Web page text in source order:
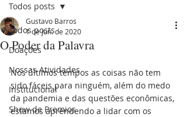
Todos posts
Doações
Nossas Atividades
Institucional
Show de Premios
Todos posts
O Poder da Palavra
Gustavo Barros
1 de jun. de 2020
Nos últimos tempos as coisas não tem
sido fáceis para ninguém, além do medo
da pandemia e das questões econômicas,
estamos aprendendo a lidar com os